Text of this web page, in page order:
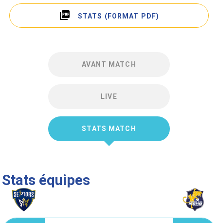
picture_as_pdf STATS (FORMAT PDF)
AVANT MATCH
LIVE
STATS MATCH
Stats équipes